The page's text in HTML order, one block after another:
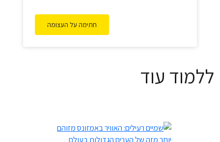
חתימה על העצומה
ללמוד עוד